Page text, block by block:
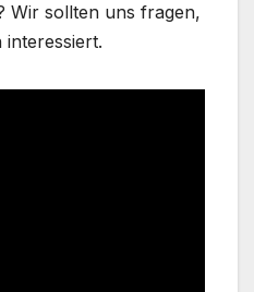
Wir sollten uns fragen,
interessiert.